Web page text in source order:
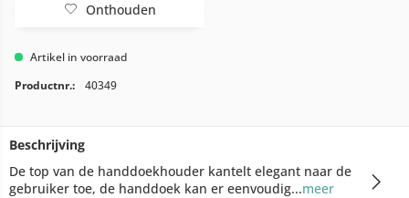
Onthouden
Artikel in voorraad
Productnr.:
40349
Beschrijving
De top van de handdoekhouder kantelt elegant naar de
gebruiker toe, de handdoek kan er eenvoudig...meer